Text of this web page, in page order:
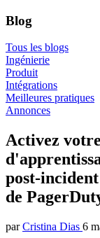
Blog
Tous les blogs
Ingénierie
Produit
Intégrations
Meilleures pratiques
Annonces
Activez
post-
de
parCristina Dias 6